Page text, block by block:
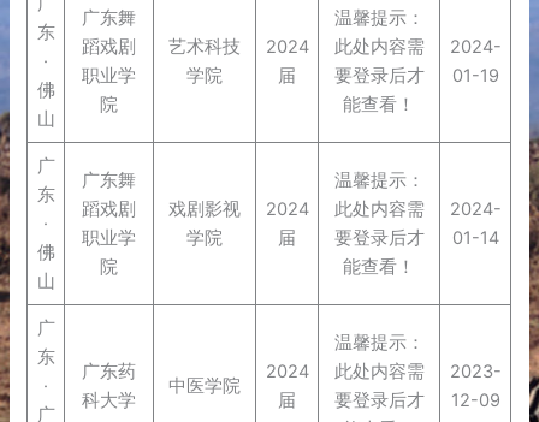
东
·
佛
山
广东舞
蹈戏剧
职业学
院
艺术科技
学院
2024
届
温馨提示：
此处内容需
要登录后才
能查看！
2024-
01-19
广
东
·
佛
山
广东舞
蹈戏剧
职业学
院
戏剧影视
学院
2024
届
温馨提示：
此处内容需
要登录后才
能查看！
2024-
01-14
广
东
·
广
广东药
科大学
中医学院
2024
届
温馨提示：
此处内容需
要登录后才
2023-
12-09